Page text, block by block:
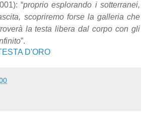
“proprio esplorando i sotterranei,
scopriremo forse la galleria che
la testa libera dal corpo con gli
”.
D'ORO